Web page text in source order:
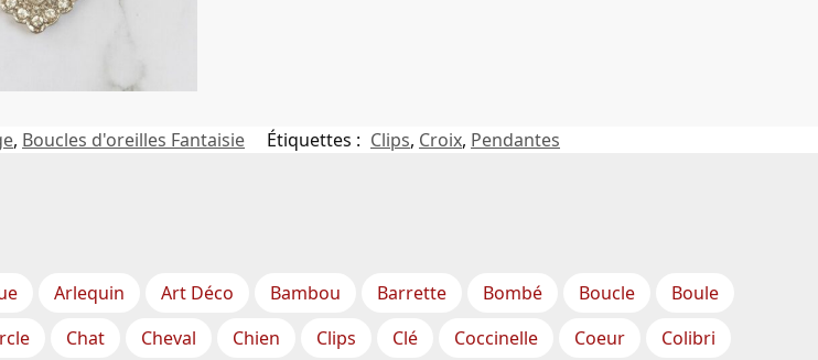
, Boucles d'oreilles Fantaisie Étiquettes : Clips, Croix, Pendantes
Arlequin Art Déco Bambou Barrette Bombé Boucle
Boule
Chat Cheval Chien Clips Clé Coccinelle Coeur Colibri